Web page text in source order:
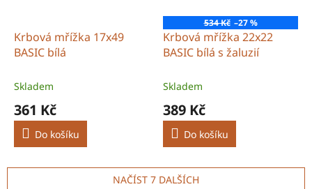
Krbová mřížka 17x49
BASIC bílá
Skladem
361 Kč
Do košíku
534 Kč –27 %
Krbová mřížka 22x22
BASIC bílá s žaluzií
Skladem
389 Kč
Do košíku
NAČÍST 7 DALŠÍCH